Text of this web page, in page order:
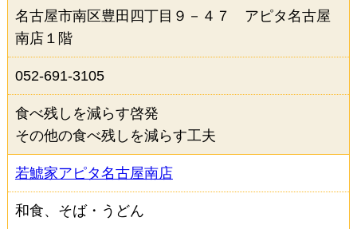
フードシェアリングサービスを活用した商品の提供
その他の食べ残しを減らす工夫
その他の条件から検索
ランチあり
ディナーあり
駐車場あり
なごやめしあり
テイクアウト・デリバリーあり
名古屋市南区豊田四丁目９－４７ アピタ名古屋
南店１階
052-691-3105
食べ残しを減らす啓発
その他の食べ残しを減らす工夫
若鯱家アピタ名古屋南店
和食、そば・うどん